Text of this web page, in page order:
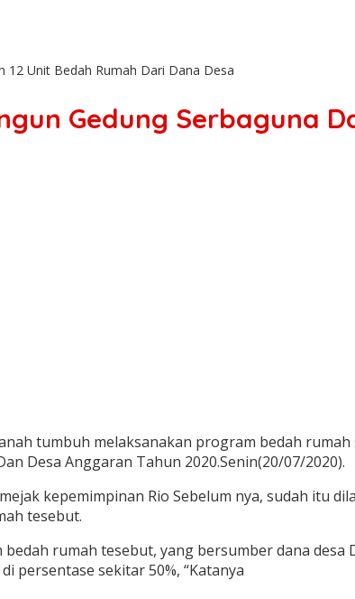
12 Unit Bedah Rumah Dari Dana Desa
Gedung Serbaguna
tumbuh melaksanakan program bedah
Desa Anggaran Tahun 2020.Senin(20/07/2020).
kepemimpinan Rio Sebelum nya, sudah itu
tesebut.
rumah tesebut, yang bersumber dana
persentase sekitar 50%, “Katanya